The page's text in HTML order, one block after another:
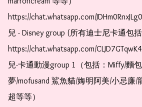
https://chat.whatsapp.com/
兒 - Disney group (所有迪士尼卡通包括
https://chat.whatsapp.com/
兒-卡通動漫group 1（包括：Miffy/麵
夢/mofusand 鯊魚貓/娒明阿美/小忌廉/
超等等）